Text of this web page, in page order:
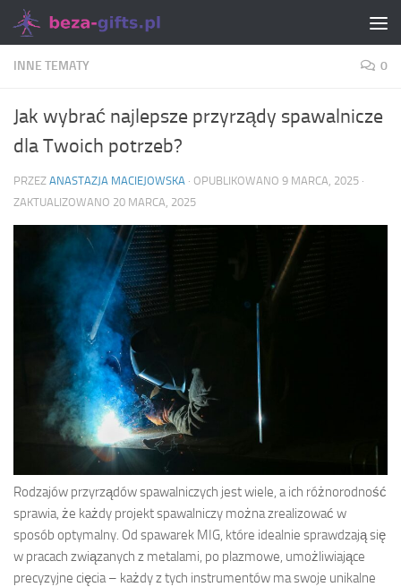
Skip to content
INNE TEMATY 0
Jak wybrać najlepsze przyrządy spawalnicze
dla Twoich potrzeb?
PRZEZ ANASTAZJA MACIEJOWSKA · OPUBLIKOWANO 9 MARCA, 2025 ·
ZAKTUALIZOWANO 20 MARCA, 2025
Rodzajów przyrządów spawalniczych jest wiele, a ich różnorodność
sprawia, że każdy projekt spawalniczy można zrealizować w
sposób optymalny. Od spawarek MIG, które idealnie sprawdzają się
w pracach związanych z metalami, po plazmowe, umożliwiające
precyzyjne cięcia – każdy z tych instrumentów ma swoje unikalne